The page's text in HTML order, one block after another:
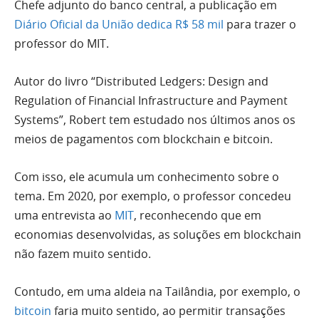
Chefe adjunto do banco central, a publicação em
Diário Oficial da União dedica R$ 58 mil para trazer o
professor do MIT.
Autor do livro “Distributed Ledgers: Design and
Regulation of Financial Infrastructure and Payment
Systems”, Robert tem estudado nos últimos anos os
meios de pagamentos com blockchain e bitcoin.
Com isso, ele acumula um conhecimento sobre o
tema. Em 2020, por exemplo, o professor concedeu
uma entrevista ao MIT, reconhecendo que em
economias desenvolvidas, as soluções em blockchain
não fazem muito sentido.
Contudo, em uma aldeia na Tailândia, por exemplo, o
bitcoin faria muito sentido, ao permitir transações